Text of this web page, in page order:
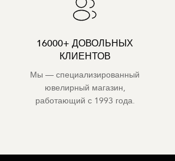
16000+ ДОВОЛЬНЫХ
КЛИЕНТОВ
Мы — специализированный
ювелирный магазин,
работающий с 1993 года.